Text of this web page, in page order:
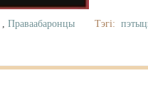
,Праваабаронцы Тэгі: